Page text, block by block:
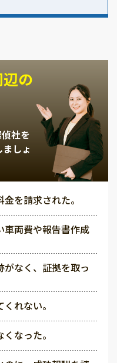
の
社を
しょ
を請求された。
車両費や報告書作成
なく、証拠を取っ
れない。
なった。